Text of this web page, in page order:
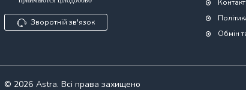
Зворотній зв'язок
Обмін
© 2026 Astra. Всі права захищено